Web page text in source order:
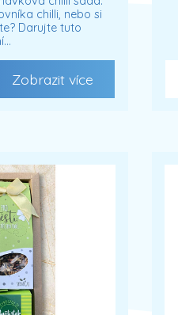
chilli, nebo si
Darujte tuto
Zobrazit více